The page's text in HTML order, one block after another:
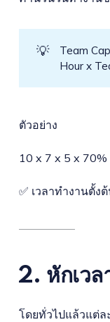
💡
Team
Hour x
ตัวอย่าง
10 x 7 x 5 x 70%
✅ เวลาทำงานตั้ง
2. หักเวล
โดยทั่วไปแล้วแต่